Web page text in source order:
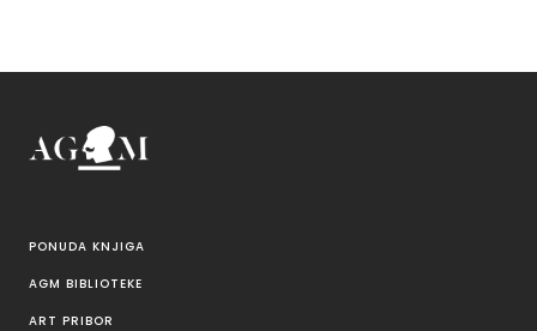
PONUDA KNJIGA
AGM BIBLIOTEKE
ART PRIBOR